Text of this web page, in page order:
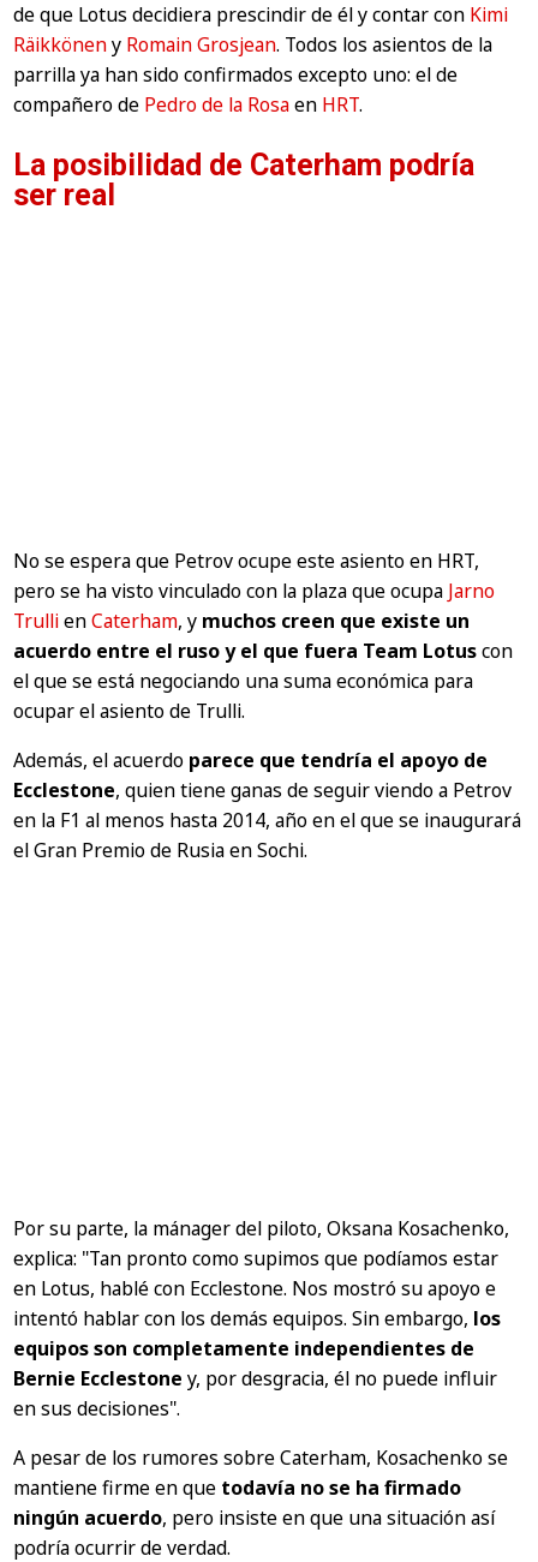
de que Lotus decidiera prescindir de él y contar con Kimi
Räikköneny Romain Grosjean. Todos los asientos de la
parrilla ya han sido confirmados excepto uno: el de
compañero de Pedro de la Rosaen HRT.
La posibilidad de Caterham podría
ser real
No se espera que Petrov ocupe este asiento en HRT,
pero se ha visto vinculado con la plaza que ocupa Jarno
TrullienCaterham, y muchos creen que existe un
acuerdo entre el ruso y el que fuera Team Lotuscon
el que se está negociando una suma económica para
ocupar el asiento de Trulli.
Además, el acuerdo parece que tendría el apoyo de
Ecclestone, quien tiene ganas de seguir viendo a Petrov
en la F1 al menos hasta 2014, año en el que se inaugurará
el Gran Premio de Rusia en Sochi.
Por su parte, la mánager del piloto, Oksana Kosachenko,
explica: "Tan pronto como supimos que podíamos estar
en Lotus, hablé con Ecclestone. Nos mostró su apoyo e
intentó hablar con los demás equipos. Sin embargo, los
equipos son completamente independientes de
Bernie Ecclestone y, por desgracia, él no puede influir
en sus decisiones".
A pesar de los rumores sobre Caterham, Kosachenko se
mantiene firme en que todavía no se ha firmado
ningún acuerdo, pero insiste en que una situación así
podría ocurrir de verdad.